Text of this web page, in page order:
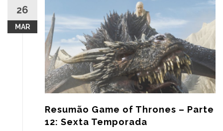
26
MAR
Resumão Game of Thrones – Parte
12: Sexta Temporada